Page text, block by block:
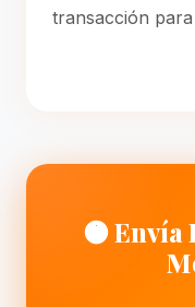
transacción
🟠 Envía